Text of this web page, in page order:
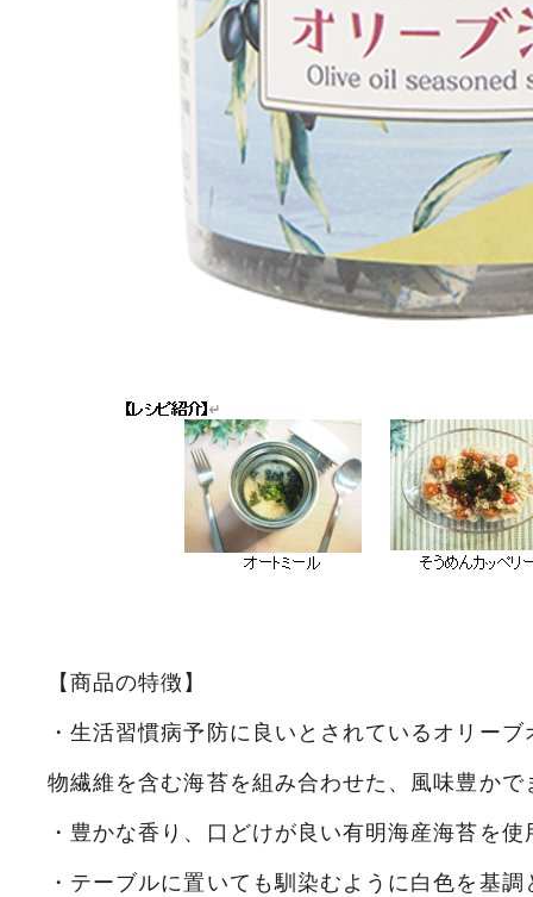
【商品の特徴】
・生活習慣病予防に良いとされているオリー
物繊維を含む海苔を組み合わせた、風味豊か
・豊かな香り、口どけが良い有明海産海苔を
・テーブルに置いても馴染むように白色を基